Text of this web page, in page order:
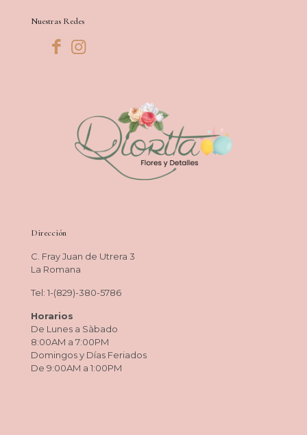
Nuestras Redes
Dirección
C. Fray Juan de Utrera 3
La Romana
Tel: 1-(829)-380-5786
Horarios
De Lunes a Sàbado
8:00AM a 7:00PM
Domingos y Días Feriados
De 9:00AM a 1:00PM